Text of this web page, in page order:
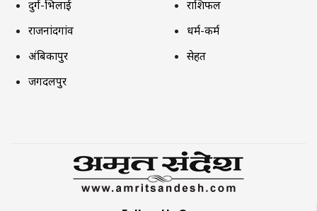
दुर्ग-भिलाई
राजनांदगांव
अंबिकापुर
जगदलपुर
राशिफल
धर्म-कर्म
सेहत